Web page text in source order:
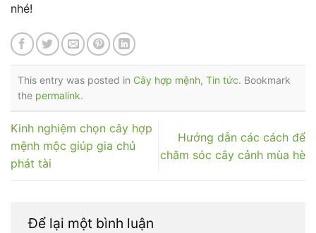
nhé!
This entry was posted in Cây hợp mệnh, Tin tức. Bookmark
the permalink.
Kinh nghiệm chọn cây hợp
mệnh mộc giúp gia chủ
phát tài
Hướng dẫn các cách để
chăm sóc cây cảnh mùa hè
Để lại một bình luận